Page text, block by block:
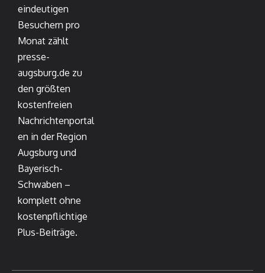
eindeutigen
Besuchern pro
Monat zählt
presse-
augsburg.de zu
den größten
kostenfreien
Nachrichtenportal
en in der Region
Augsburg und
Bayerisch-
Schwaben –
komplett ohne
kostenpflichtige
Plus-Beiträge.